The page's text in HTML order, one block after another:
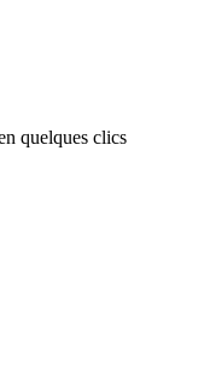
quelques clics